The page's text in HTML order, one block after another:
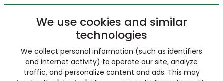
We use cookies and similar
technologies
We collect personal information (such as identifiers
and internet activity) to operate our site, analyze
traffic, and personalize content and ads. This may